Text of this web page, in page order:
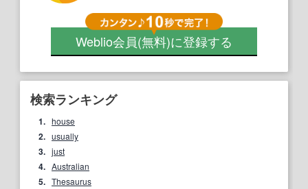
Weblio会員(無料)に登録する
検索ランキング
1. house
2. usually
3. just
4. Australian
5. Thesaurus